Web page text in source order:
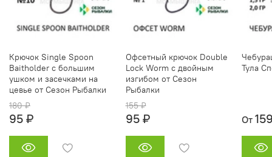
Крючок Single Spoon
Baitholder с большим
ушком и засечками на
цевье от Сезон Рыбалки
180 ₽
95 ₽
Офсетный крючок Double
Lock Worm с двойным
изгибом от Сезон
Рыбалки
155 ₽
95 ₽
Тула
От